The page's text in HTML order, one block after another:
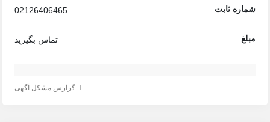
شماره ثابت 02126406465
مبلغ تماس بگیرید
گزارش مشکل آگهی